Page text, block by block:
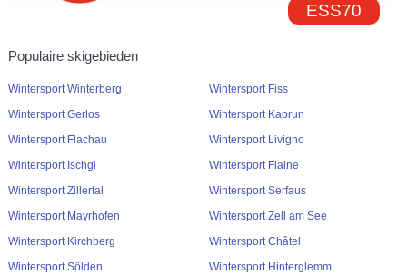
ESS70
Populaire skigebieden
Wintersport Winterberg
Wintersport Gerlos
Wintersport Flachau
Wintersport Ischgl
Wintersport Zillertal
Wintersport Mayrhofen
Wintersport Kirchberg
Wintersport Sölden
Wintersport Fiss
Wintersport Kaprun
Wintersport Livigno
Wintersport Flaine
Wintersport Serfaus
Wintersport Zell am See
Wintersport Châtel
Wintersport Hinterglemm